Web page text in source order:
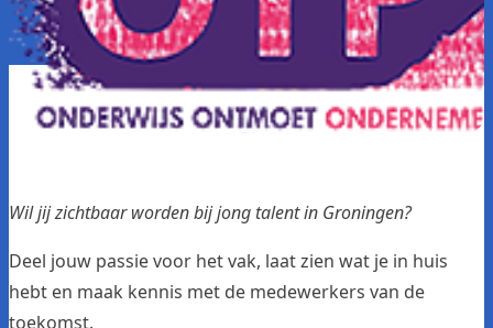
Wil jij zichtbaar worden bij jong talent in Groningen?
Deel jouw passie voor het vak, laat zien wat je in huis
hebt en maak kennis met de medewerkers van de
toekomst.